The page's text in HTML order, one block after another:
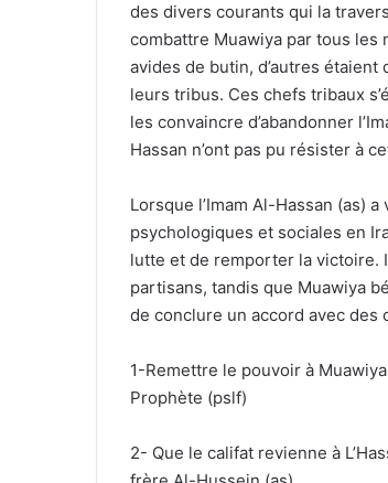
des divers courants qui la
combattre Muawiya par tous les
avides de butin, d’autres
leurs tribus. Ces chefs tribaux
les convaincre d’abandonner
Hassan n’ont pas pu résister à
Lorsque l’Imam Al-Hassan (as)
psychologiques et sociales en
lutte et de remporter la victoire.
partisans, tandis que Muawiya
de conclure un accord avec des
1-Remettre le pouvoir à
Prophète (pslf)
2- Que le califat revienne à